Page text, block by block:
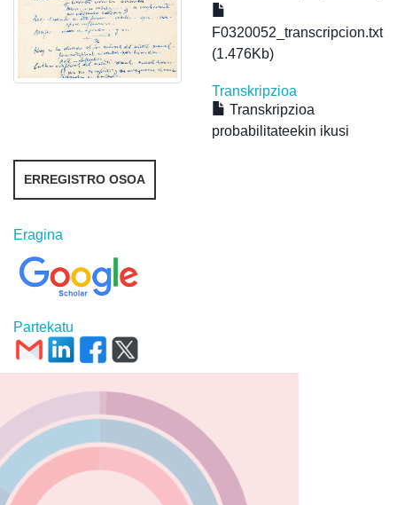
F0320052_transcripcion.txt
(1.476Kb)
Transkripzioa
Transkripzioa
probabilitateekin ikusi
ERREGISTRO OSOA
Eragina
Partekatu